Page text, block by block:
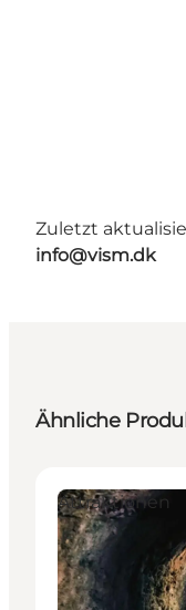
Zuletzt
info@vism.dk
Ähnliche
Attraktionen